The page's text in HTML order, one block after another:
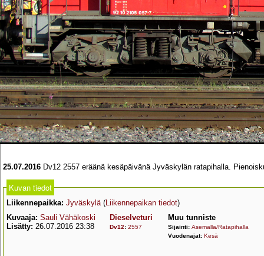
25.07.2016 Dv12 2557 eräänä kesäpäivänä Jyväskylän ratapihalla.
Kuvan tiedot
Liikennepaikka: Jyväskylä(Liikennepaikan tiedot)
Kuvaaja: Sauli Vähäkoski
Lisätty: 26.07.2016 23:38
Dieselveturi
Dv12: 2557
Muu tunniste
Sijainti: Asemalla/Ratapihalla
Vuodenajat: Kesä